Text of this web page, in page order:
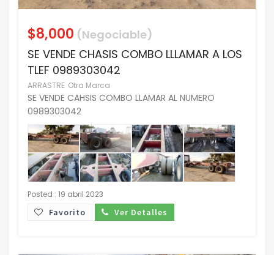
$8,000 (Negociable)
SE VENDE CHASIS COMBO LLLAMAR A LOS
TLEF 0989303042
ARRASTRE Otra Marca
SE VENDE CAHSIS COMBO LLAMAR AL NUMERO
0989303042
Posted : 19 abril 2023
Favorito Ver Detalles